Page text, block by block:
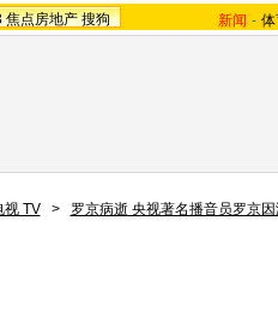
焦点房地产 搜狗 新闻 -
视 TV >
罗京病逝 央视著名播音员罗京